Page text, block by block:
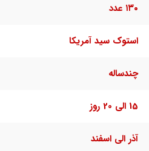
۱۳۰ عدد
استوک سید آمریکا
چندساله
15 الی 20 روز
آذر الی اسفند